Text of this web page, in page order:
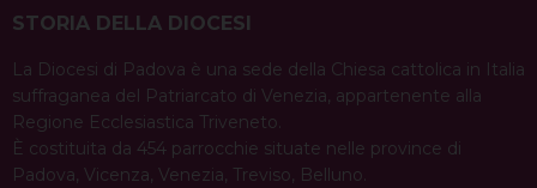
STORIA DELLA DIOCESI
La Diocesi di Padova è una sede della Chiesa cattolica in Italia
suffraganea del Patriarcato di Venezia, appartenente alla
Regione Ecclesiastica Triveneto.
È costituita da 454 parrocchie situate nelle province di
Padova, Vicenza, Venezia, Treviso, Belluno.